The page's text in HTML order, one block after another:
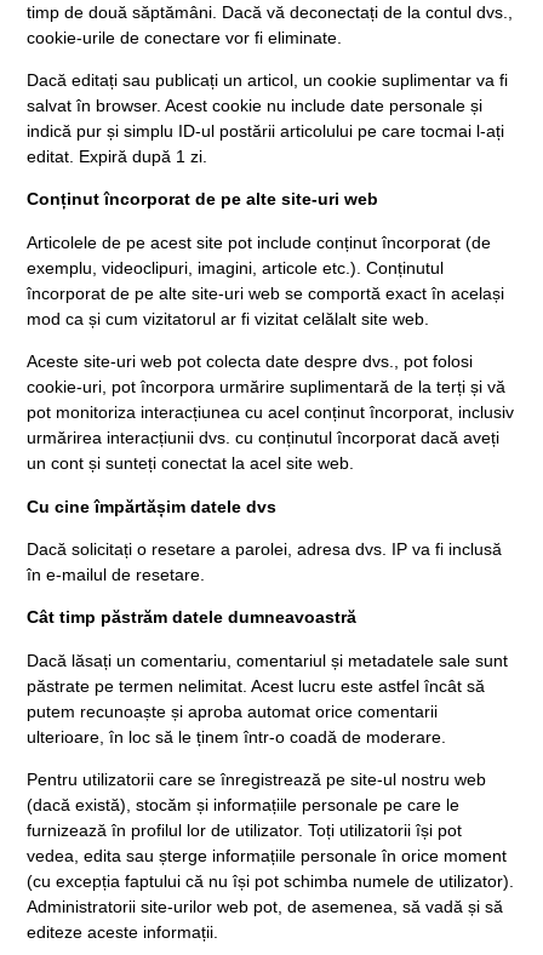
timp de două săptămâni. Dacă vă deconectați de la contul dvs.,
cookie-urile de conectare vor fi eliminate.
Dacă editați sau publicați un articol, un cookie suplimentar va fi
salvat în browser. Acest cookie nu include date personale și
indică pur și simplu ID-ul postării articolului pe care tocmai l-ați
editat. Expiră după 1 zi.
Conținut încorporat de pe alte site-uri web
Articolele de pe acest site pot include conținut încorporat (de
exemplu, videoclipuri, imagini, articole etc.). Conținutul
încorporat de pe alte site-uri web se comportă exact în același
mod ca și cum vizitatorul ar fi vizitat celălalt site web.
Aceste site-uri web pot colecta date despre dvs., pot folosi
cookie-uri, pot încorpora urmărire suplimentară de la terți și vă
pot monitoriza interacțiunea cu acel conținut încorporat, inclusiv
urmărirea interacțiunii dvs. cu conținutul încorporat dacă aveți
un cont și sunteți conectat la acel site web.
Cu cine împărtășim datele dvs
Dacă solicitați o resetare a parolei, adresa dvs. IP va fi inclusă
în e-mailul de resetare.
Cât timp păstrăm datele dumneavoastră
Dacă lăsați un comentariu, comentariul și metadatele sale sunt
păstrate pe termen nelimitat. Acest lucru este astfel încât să
putem recunoaște și aproba automat orice comentarii
ulterioare, în loc să le ținem într-o coadă de moderare.
Pentru utilizatorii care se înregistrează pe site-ul nostru web
(dacă există), stocăm și informațiile personale pe care le
furnizează în profilul lor de utilizator. Toți utilizatorii își pot
vedea, edita sau șterge informațiile personale în orice moment
(cu excepția faptului că nu își pot schimba numele de utilizator).
Administratorii site-urilor web pot, de asemenea, să vadă și să
editeze aceste informații.